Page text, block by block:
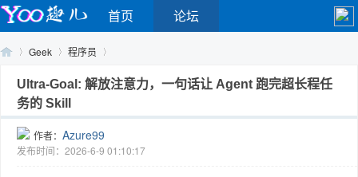
首页 论坛
Yo›
Geek
›
程序员
›
Ultra-Goal: 解放注意力，一句话让 Agent 跑完超长程任
务的 Skill
作者： Azure99
发布时间：2026-6-9 01:10:17